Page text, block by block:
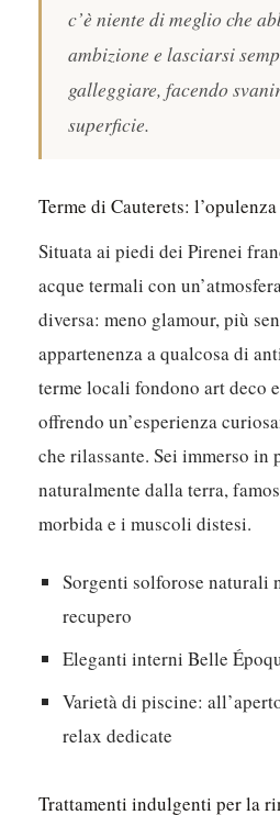
c’è niente di meglio che
ambizione e lasciarsi
galleggiare, facendo
superficie.
Terme di Cauterets:
Situata ai piedi dei Pirenei
acque termali con
diversa: meno glamour, più
appartenenza a qualcosa di
terme locali fondono art deco
offrendo un’esperienza
che rilassante. Sei immerso in
naturalmente dalla terra,
morbida e i muscoli distesi.
Sorgenti solforose naturali
recupero
Eleganti interni Belle
Varietà di piscine:
relax dedicate
Trattamenti indulgenti per la